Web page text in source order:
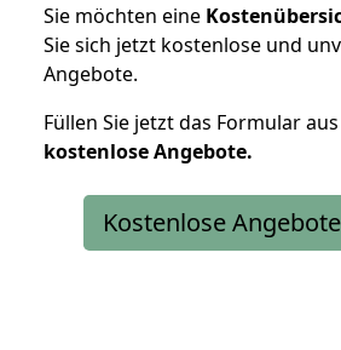
Sie möchten eine
Sie sich jetzt kostenlose und
Angebote.
Füllen Sie jetzt das Formular
kostenloseAngebote.
Kostenlose